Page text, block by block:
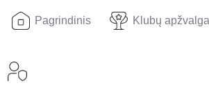
Pagrindinis Klubų apžvalga